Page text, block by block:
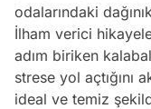
odalarındaki
İlham verici
adım biriken
strese yol açtığını
ideal ve temiz